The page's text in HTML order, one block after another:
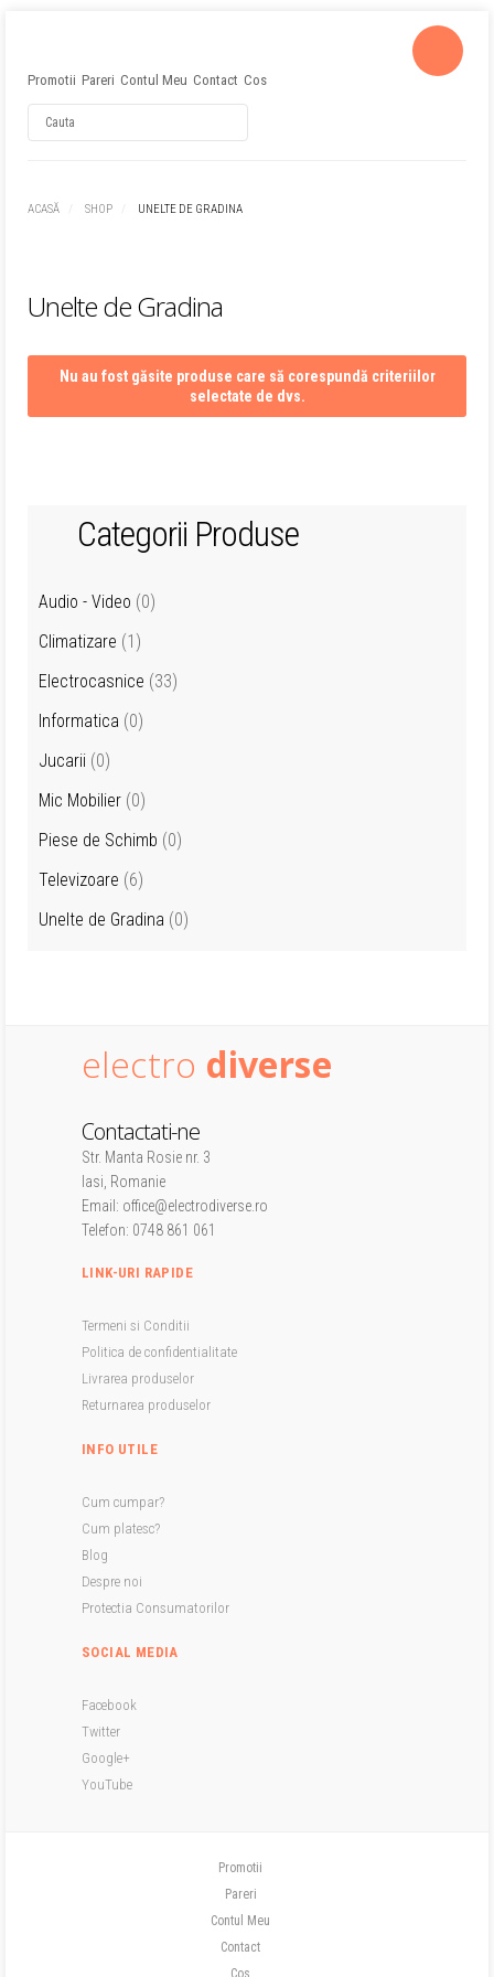
Promotii Pareri Contul Meu Contact Cos
ACASĂ SHOP UNELTE DE GRADINA
Unelte de Gradina
Nu au fost găsite produse care să corespundă criteriilor
selectate de dvs.
Categorii Produse
Audio - Video (0)
Climatizare (1)
Electrocasnice (33)
Informatica (0)
Jucarii (0)
Mic Mobilier (0)
Piese de Schimb (0)
Televizoare (6)
Unelte de Gradina (0)
electro diverse
Contactati-ne
Str. Manta Rosie nr. 3
Iasi, Romanie
Email: office@electrodiverse.ro
Telefon: 0748 861 061
LINK-URI RAPIDE
Termeni si Conditii
Politica de confidentialitate
Livrarea produselor
Returnarea produselor
INFO UTILE
Cum cumpar?
Cum platesc?
Blog
Despre noi
Protectia Consumatorilor
SOCIAL MEDIA
Facebook
Twitter
Google+
YouTube
Promotii
Pareri
Contul Meu
Contact
Cos
Username